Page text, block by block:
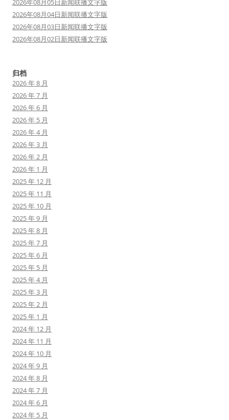
2026年08月05日新闻联播文字版
2026年08月04日新闻联播文字版
2026年08月03日新闻联播文字版
2026年08月02日新闻联播文字版
归档
2026 年 8 月
2026 年 7 月
2026 年 6 月
2026 年 5 月
2026 年 4 月
2026 年 3 月
2026 年 2 月
2026 年 1 月
2025 年 12 月
2025 年 11 月
2025 年 10 月
2025 年 9 月
2025 年 8 月
2025 年 7 月
2025 年 6 月
2025 年 5 月
2025 年 4 月
2025 年 3 月
2025 年 2 月
2025 年 1 月
2024 年 12 月
2024 年 11 月
2024 年 10 月
2024 年 9 月
2024 年 8 月
2024 年 7 月
2024 年 6 月
2024 年 5 月